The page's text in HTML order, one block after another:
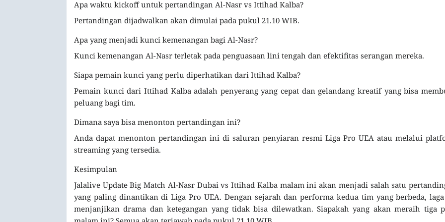
Apa waktu kickoff untuk pertandingan Al-Nasr vs Ittihad Kalba?
Pertandingan dijadwalkan akan dimulai pada pukul 21.10 WIB.
Apa yang menjadi kunci kemenangan bagi Al-Nasr?
Kunci kemenangan Al-Nasr terletak pada penguasaan lini tengah dan efektifitas serangan mereka.
Siapa pemain kunci yang perlu diperhatikan dari Ittihad Kalba?
Pemain kunci dari Ittihad Kalba adalah penyerang yang cepat dan gelandang kreatif yang bisa
peluang bagi tim.
Dimana saya bisa menonton pertandingan ini?
Anda dapat menonton pertandingan ini di saluran penyiaran resmi Liga Pro UEA atau melalui
streaming yang tersedia.
Kesimpulan
Jalalive Update Big Match Al-Nasr Dubai vs Ittihad Kalba malam ini akan menjadi salah satu
yang paling dinantikan di Liga Pro UEA. Dengan sejarah dan performa kedua tim yang berbeda,
menjanjikan drama dan ketegangan yang tidak bisa dilewatkan. Siapakah yang akan meraih tiga